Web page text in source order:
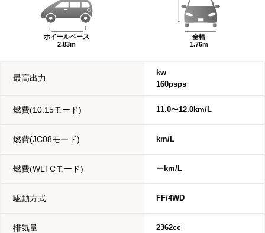
ホイールベース
2.83m
全幅
1.76m
最高出力
kw
160psps
燃費(10.15モード) 11.0〜12.0km/L
燃費(JC08モード) km/L
燃費(WLTCモード) ーkm/L
駆動方式 FF/4WD
排気量 2362cc